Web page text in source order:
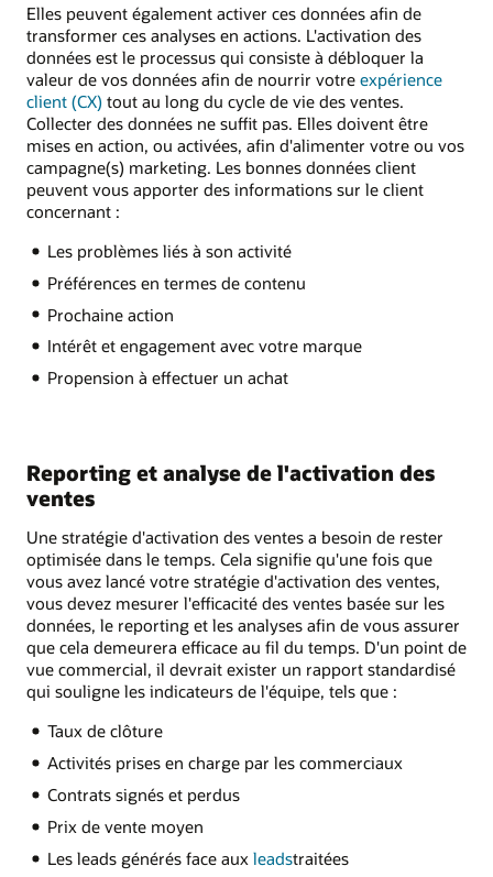
Elles peuvent également activer ces données afin de
transformer ces analyses en actions. L'activation des
données est le processus qui consiste à débloquer la
valeur de vos données afin de nourrir votre expérience
client (CX) tout au long du cycle de vie des ventes.
Collecter des données ne suffit pas. Elles doivent être
mises en action, ou activées, afin d'alimenter votre ou vos
campagne(s) marketing. Les bonnes données client
peuvent vous apporter des informations sur le client
concernant :
Les problèmes liés à son activité
Préférences en termes de contenu
Prochaine action
Intérêt et engagement avec votre marque
Propension à effectuer un achat
Reporting et analyse de l'activation des
ventes
Une stratégie d'activation des ventes a besoin de rester
optimisée dans le temps. Cela signifie qu'une fois que
vous avez lancé votre stratégie d'activation des ventes,
vous devez mesurer l'efficacité des ventes basée sur les
données, le reporting et les analyses afin de vous assurer
que cela demeurera efficace au fil du temps. D'un point de
vue commercial, il devrait exister un rapport standardisé
qui souligne les indicateurs de l'équipe, tels que :
Taux de clôture
Activités prises en charge par les commerciaux
Contrats signés et perdus
Prix de vente moyen
Les leads générés face aux leadstraitées